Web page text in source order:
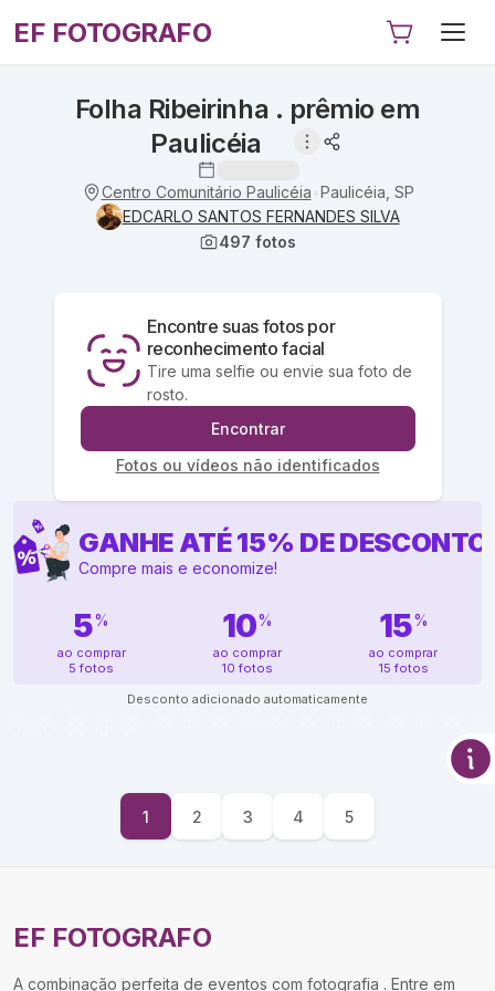
EF FOTOGRAFO
Folha Ribeirinha . prêmio em
Paulicéia
Centro Comunitário Paulicéia Paulicéia, SP
EDCARLO SANTOS FERNANDES SILVA
497 fotos
Encontre suas fotos por
reconhecimento facial
Tire uma selfie ou envie sua foto de
rosto.
Encontrar
Fotos ou vídeos não identificados
GANHE ATÉ15% DE DESCONTO
Compre mais e economize!
5%
ao comprar
5 fotos
10%
ao comprar
10 fotos
15%
ao comprar
15 fotos
Desconto adicionado automaticamente
1 2 3 4 5
EF FOTOGRAFO
A combinação perfeita de eventos com fotografia . Entre em